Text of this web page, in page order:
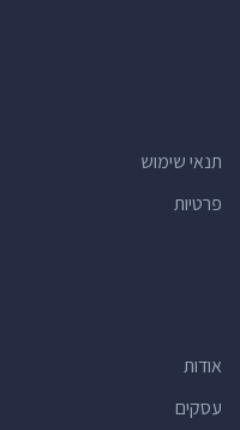
תנאי שימוש
פרטיות
אודות
עסקים